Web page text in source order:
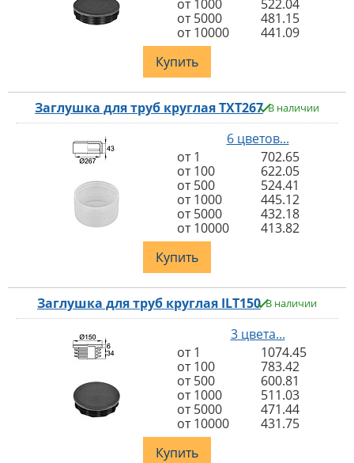
от 1000
522.04
от 5000
481.15
от 10000
441.09
Купить
Заглушка для труб круглая TXT267 В наличии
6 цветов...
от 1
702.65
от 100
622.05
от 500
524.41
от 1000
445.12
от 5000
432.18
от 10000
413.82
Купить
Заглушка для труб круглая ILT150 В наличии
3 цвета...
от 1
1074.45
от 100
783.42
от 500
600.81
от 1000
511.03
от 5000
471.44
от 10000
431.75
Купить